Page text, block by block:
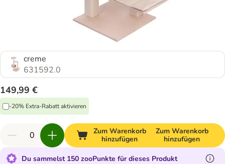
creme
631592.0
149,99 €
-20% Extra-Rabatt aktivieren
Zum Warenkorb
hinzufügen
Zum Warenkorb
hinzufügen
Du sammelst 150 zooPunkte für dieses Produkt